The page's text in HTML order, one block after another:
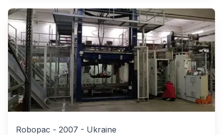
Robopac - 2007 - Ukraine